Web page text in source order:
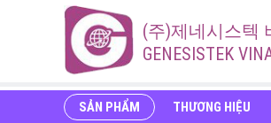
(주)제네시스텍
GENESISTEK
SẢN PHẨM THƯƠNG HIỆU